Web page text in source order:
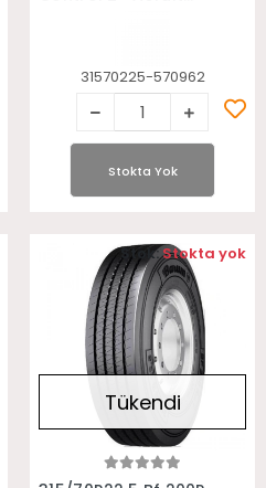
31570225-570962
Stokta Yok
Tükendi
Stok:Stokta yok